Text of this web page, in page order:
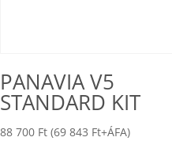
PANAVIA V5
STANDARD KIT
88 700 Ft (69 843 Ft+ÁFA)